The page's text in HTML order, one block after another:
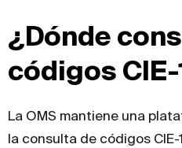
¿Dónde
códigos
La OMS mantiene una
la consulta de códigos CIE-